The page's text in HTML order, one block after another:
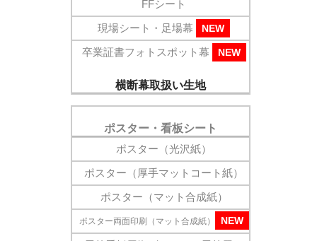
FFシート
現場シート・足場幕
NEW
卒業証書フォトスポット幕 NEW
横断幕取扱い生地
ポスター・看板シート
ポスター（光沢紙）
ポスター（厚手マットコート紙）
ポスター（マット合成紙）
ポスター両面印刷（マット合成紙） NEW